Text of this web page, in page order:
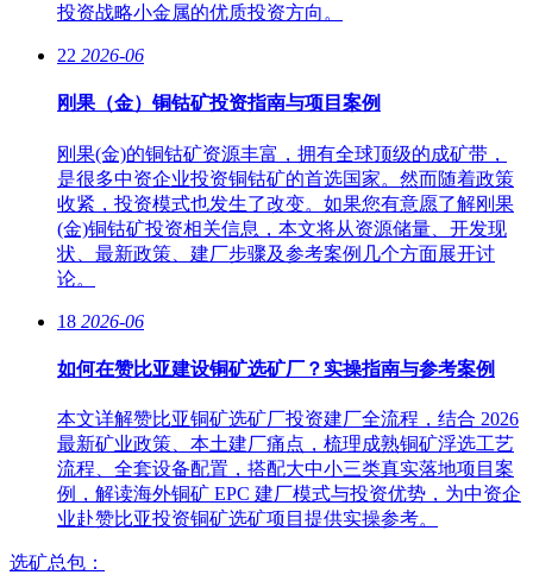
投资战略小金属的优质投资方向。
22 2026-06
刚果（金）铜钴矿投资指南与项目案例
刚果(金)的铜钴矿资源丰富，拥有全球顶级的成矿带，
是很多中资企业投资铜钴矿的首选国家。然而随着政策
收紧，投资模式也发生了改变。如果您有意愿了解刚果
(金)铜钴矿投资相关信息，本文将从资源储量、开发现
状、最新政策、建厂步骤及参考案例几个方面展开讨
论。
18 2026-06
如何在赞比亚建设铜矿选矿厂？实操指南与参考案例
本文详解赞比亚铜矿选矿厂投资建厂全流程，结合 2026
最新矿业政策、本土建厂痛点，梳理成熟铜矿浮选工艺
流程、全套设备配置，搭配大中小三类真实落地项目案
例，解读海外铜矿 EPC 建厂模式与投资优势，为中资企
业赴赞比亚投资铜矿选矿项目提供实操参考。
选矿总包：